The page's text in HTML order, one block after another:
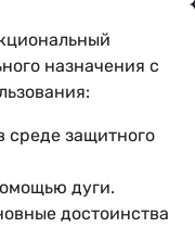
назначения с
защитного
дуги.
достоинства